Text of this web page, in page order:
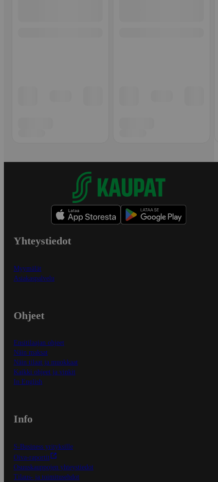
Yhteystiedot
Myymälät
Asiakaspalvelu
Ohjeet
Ensitilaajan ohjeet
Näin maksat
Näin tilaat ja muokkaat
Kaikki ohjeet ja vinkit
In English
Info
S-Business yrityksille
Oiva-raportit
Osuuskauppojen yhteystiedot
Tilaus- ja toimitusehdot